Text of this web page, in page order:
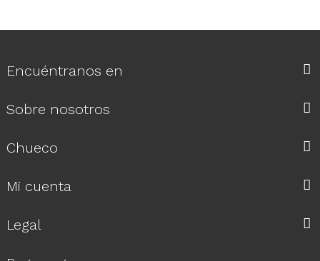
Encuéntranos en
Sobre nosotros
Chueco
Mi cuenta
Legal